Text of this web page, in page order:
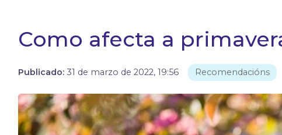
Como afecta a
Publicado: 31 de marzo de 2022, 19:56 Recomendacións